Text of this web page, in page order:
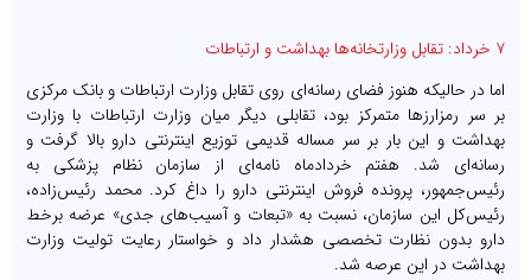
۷ خرداد: تقابل وزارتخانه‌ها بهداشت و ارتباطات
اما در حالیکه هنوز فضای رسانه‌ای روی تقابل وزارت ارتباطات و بانک مرکزی
بر سر رمزارزها متمرکز بود، تقابلی دیگر میان وزارت ارتباطات با وزارت
بهداشت و این بار بر سر مساله قدیمی توزیع اینترنتی دارو بالا گرفت و
رسانه‌ای شد. هفتم خردادماه نامه‌ای از سازمان نظام پزشکی به
رئیس‌جمهور، پرونده فروش اینترنتی دارو را داغ کرد. محمد رئیس‌زاده،
رئیس‌کل این سازمان، نسبت به «تبعات و آسیب‌های جدی» عرضه برخط
دارو بدون نظارت تخصصی هشدار داد و خواستار رعایت تولیت وزارت
بهداشت در این عرصه شد.